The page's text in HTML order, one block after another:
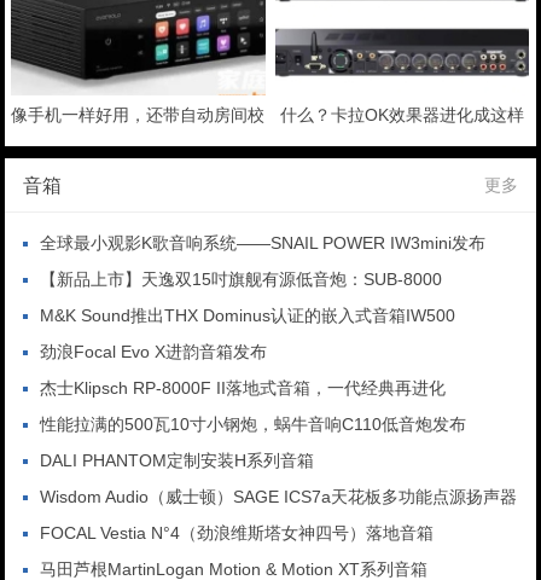
像手机一样好用，还带自动房间校
什么？卡拉OK效果器进化成这样
音箱 更多
全球最小观影K歌音响系统——SNAIL POWER IW3mini发布
【新品上市】天逸双15吋旗舰有源低音炮：SUB-8000
M&K Sound推出THX Dominus认证的嵌入式音箱IW500
劲浪Focal Evo X进韵音箱发布
杰士Klipsch RP-8000F II落地式音箱，一代经典再进化
性能拉满的500瓦10寸小钢炮，蜗牛音响C110低音炮发布
DALI PHANTOM定制安装H系列音箱
Wisdom Audio（威士顿）SAGE ICS7a天花板多功能点源扬声器
FOCAL Vestia N°4（劲浪维斯塔女神四号）落地音箱
马田芦根MartinLogan Motion & Motion XT系列音箱